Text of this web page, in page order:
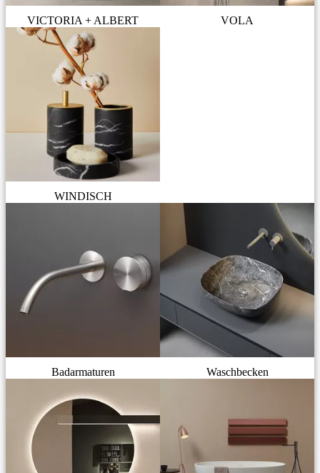
VICTORIA + ALBERT VOLA
WINDISCH
Badarmaturen Waschbecken